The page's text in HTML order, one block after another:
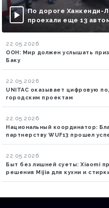
По дороге Ханкенди-
проехали еще 13
22.05.2026
ООН: Мир должен услышать
Баку
22.05.2026
UNITAC оказывает цифровую
городским проектам
22.05.2026
Национальный координатор:
партнерству WUF13 прошел
22.05.2026
Быт без лишней суеты: Xiaomi
решения Mijia для кухни и